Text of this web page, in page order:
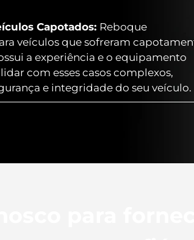
Capotados: Reboque
veículos que sofreram
a experiência e o equipamento
com esses casos complexos,
e integridade do seu veículo.